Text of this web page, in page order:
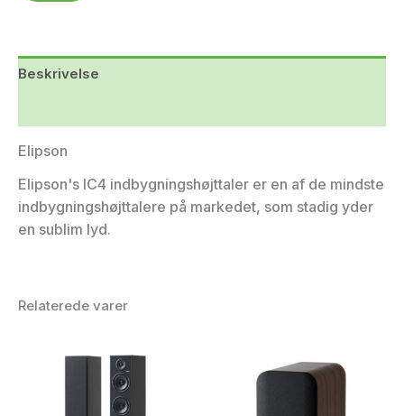
Beskrivelse
Elipson
Elipson's IC4 indbygningshøjttaler er en af de mindste
indbygningshøjttalere på markedet, som stadig yder
en sublim lyd.
Relaterede varer